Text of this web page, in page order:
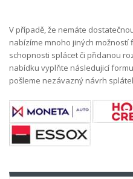
V případě, že nemáte
nabízíme mnoho jiných
schopnosti splácet či přidanou
nabídku vyplňte následujicí
pošleme nezávazný návrh